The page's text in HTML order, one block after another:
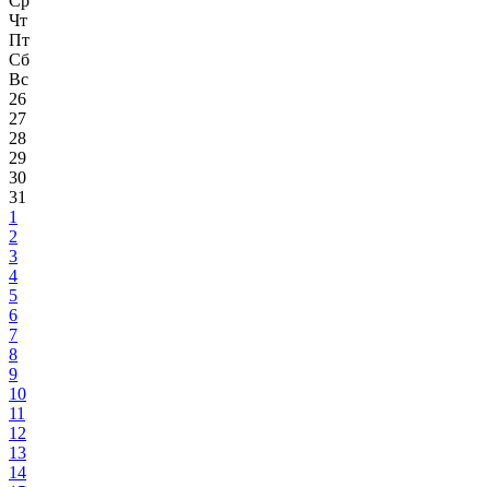
Чт
Пт
Сб
Вс
26
27
28
29
30
31
1
2
3
4
5
6
7
8
9
10
11
12
13
14